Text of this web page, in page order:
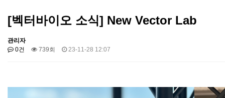
[벡터바이오 소식] New Vector Lab
관리자
0건
739회 23-11-28 12:07